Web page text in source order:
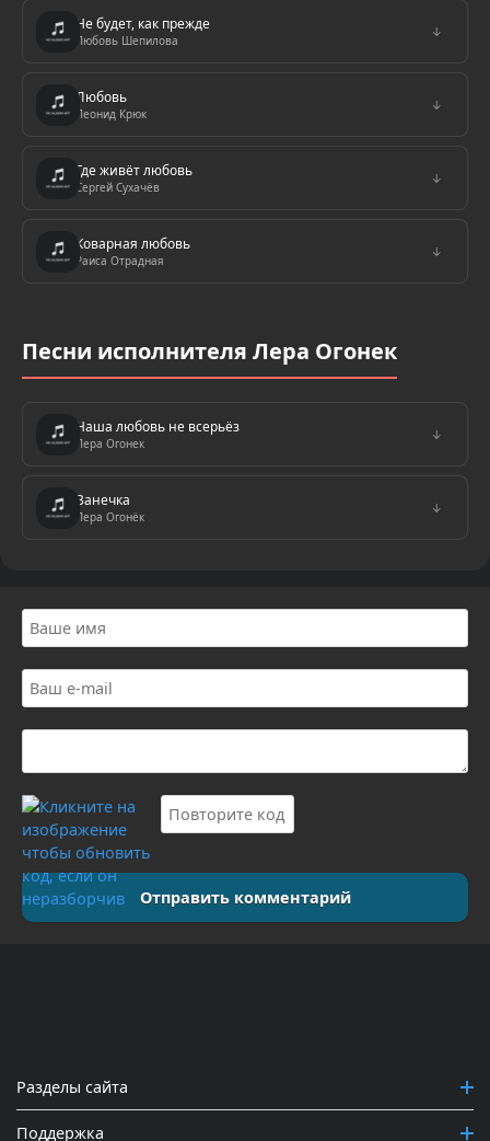
Не будет, как прежде
Любовь Шепилова
↓
Любовь
Леонид Крюк
↓
Где живёт любовь
Сергей Сухачёв
↓
Коварная любовь
Раиса Отрадная
↓
Песни исполнителя Лера Огонек
Наша любовь не всерьёз
Лера Огонек
↓
Ванечка
Лера Огонёк
↓
Отправить комментарий
Разделы сайта
Поддержка